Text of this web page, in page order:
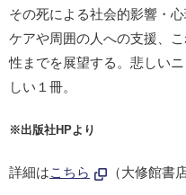
その死による社会的影響・
ケアや周囲の人への支援、
性までを展望する。悲しい
しい１冊。
※出版社HPより
詳細はこちら （大修館書